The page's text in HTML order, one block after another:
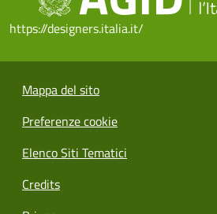
https://designers.italia.it/
Mappa del sito
Preferenze cookie
Elenco Siti Tematici
Credits